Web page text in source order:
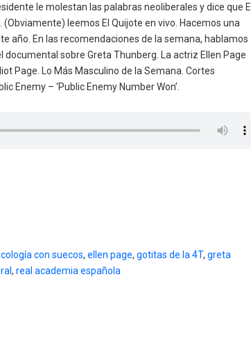
le molestan las palabras neoliberales y dice que El
leemos El Quijote en vivo. Hacemos una
año. En las recomendaciones de la semana, hablamos
documental sobre Greta Thunberg. La actriz Ellen Page
Page. Lo Más Masculino de la Semana. Cortes
Enemy – ‘Public Enemy Number Won’.
con suecos, ellen page, gotitas de la 4T, greta
, real academia española